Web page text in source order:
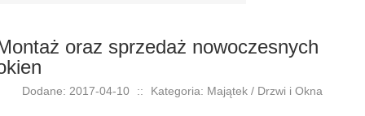
oraz sprzedaż nowoczesnych
Dodane: 2017-04-10 :: Kategoria: Majątek / Drzwi i Okna